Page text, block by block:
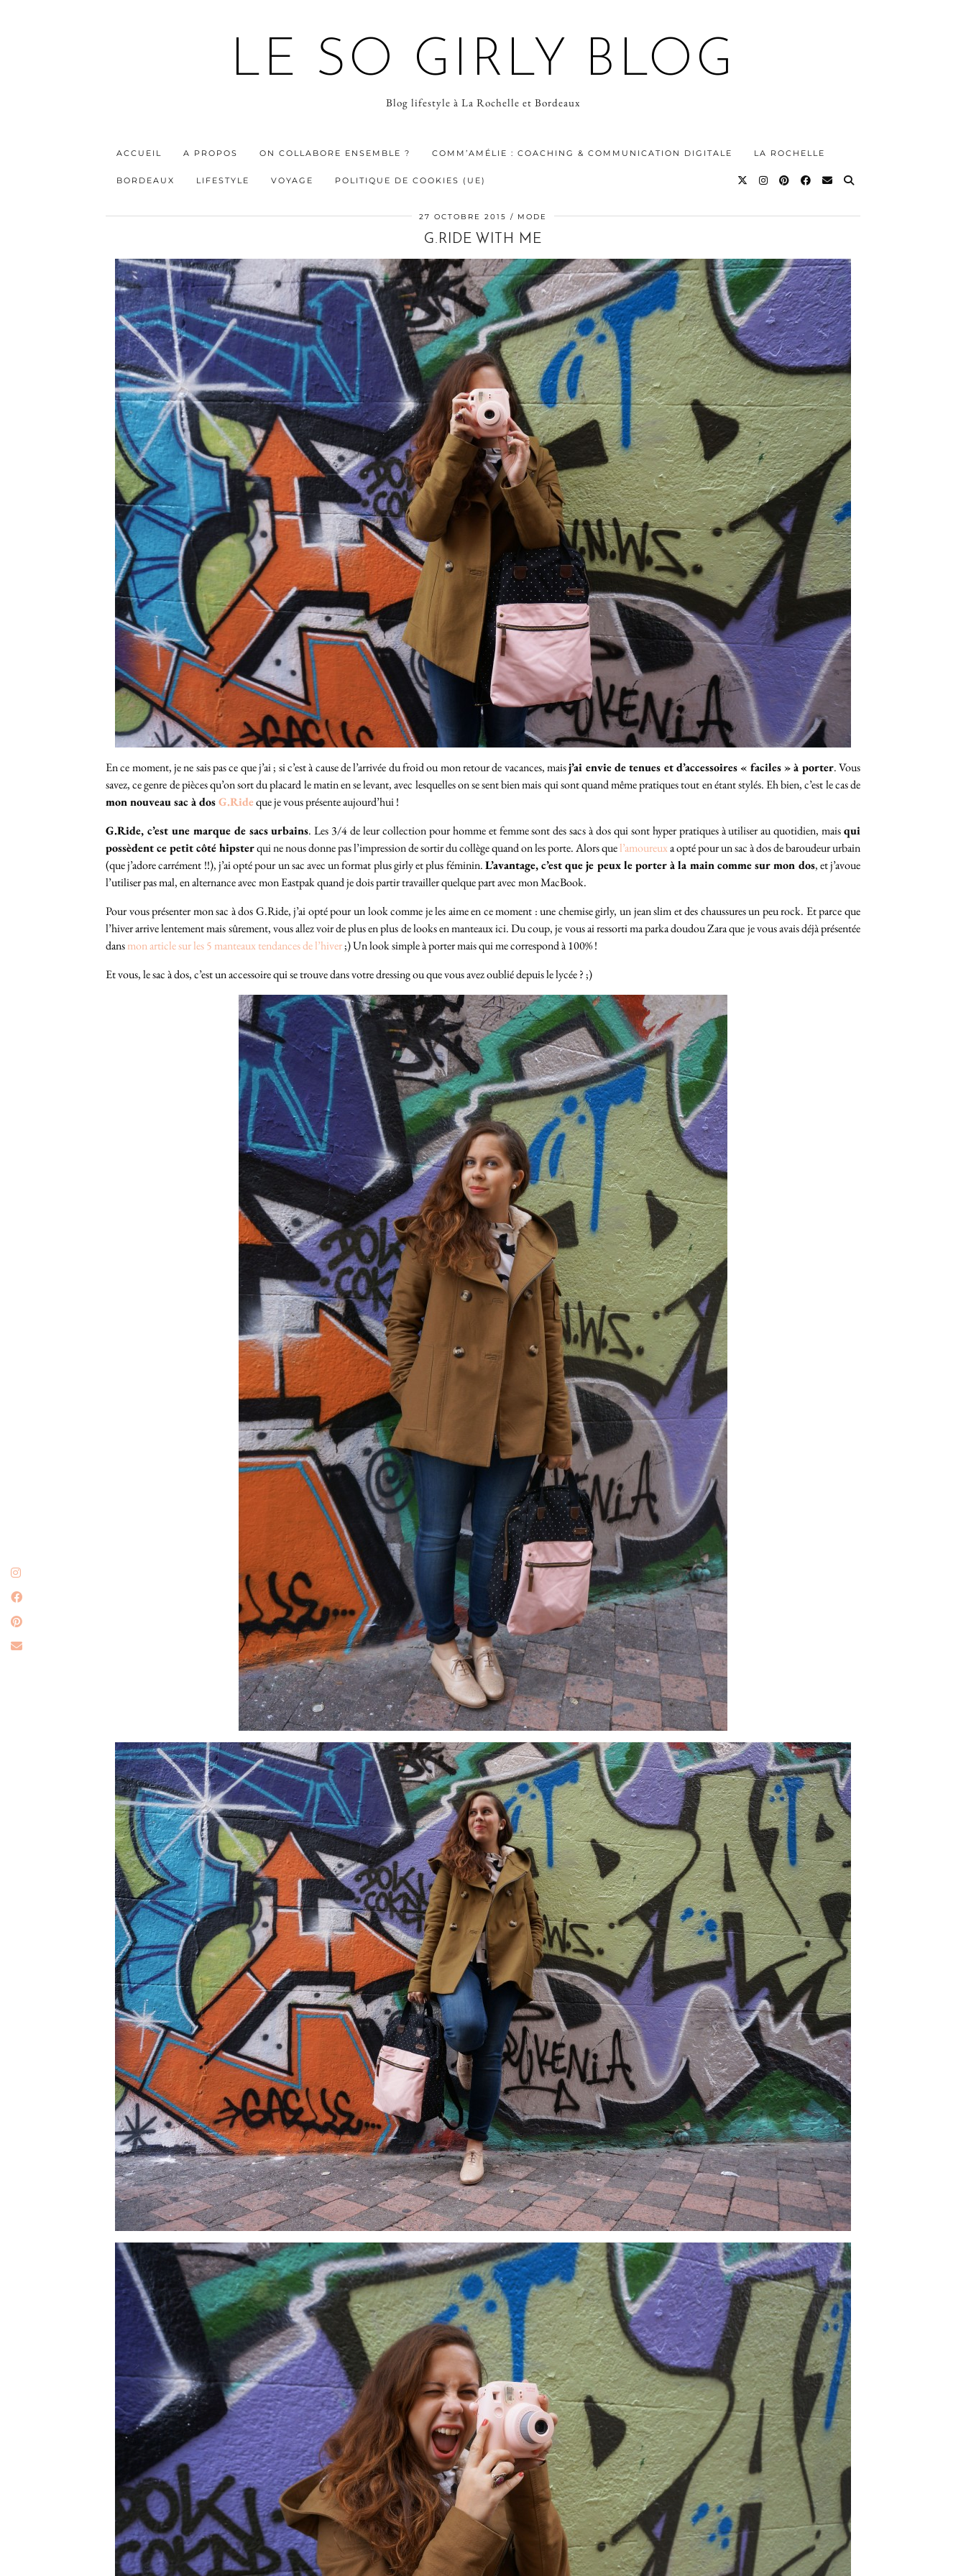
LE SO GIRLY BLOG
Blog lifestyle à La Rochelle et Bordeaux
ACCUEIL A PROPOS ON COLLABORE ENSEMBLE ? COMM’AMÉLIE : COACHING & COMMUNICATION DIGITALE LA ROCHELLE
BORDEAUX LIFESTYLE VOYAGE POLITIQUE DE COOKIES (UE)
27 OCTOBRE 2015 MODE
G.RIDE WITH ME
En ce moment, je ne sais pas ce que j’ai ; si c’est à cause de l’arrivée du froid ou mon retour de vacances, maisj’ai envie de tenues et d’accessoires « faciles » à porter. Vous
savez, ce genre de pièces qu’on sort du placard le matin en se levant, avec lesquelles on se sent bien mais qui sont quand même pratiques tout en étant stylés. Eh bien, c’est le cas de
mon nouveau sac à dosG.Rideque je vous présente aujourd’hui !
G.Ride, c’est une marque de sacs urbains. Les 3/4 de leur collection pour homme et femme sont des sacs à dos qui sont hyper pratiques à utiliser au quotidien, maisqui
possèdent ce petit côté hipsterqui ne nous donne pas l’impression de sortir du collège quand on les porte. Alors quel’amoureuxa opté pour un sac à dos de baroudeur urbain
(que j’adore carrément !!), j’ai opté pour un sac avec un format plus girly et plus féminin.L’avantage, c’est que je peux le porter à la main comme sur mon dos, et j’avoue
l’utiliser pas mal, en alternance avec mon Eastpak quand je dois partir travailler quelque part avec mon MacBook.
Pour vous présenter mon sac à dos G.Ride, j’ai opté pour un look comme je les aime en ce moment : une chemise girly, un jean slim et des chaussures un peu rock. Et parce que
l’hiver arrive lentement mais sûrement, vous allez voir de plus en plus de looks en manteaux ici. Du coup, je vous ai ressorti ma parka doudou Zara que je vous avais déjà présentée
dansmon article sur les 5 manteaux tendances de l’hiver;) Un look simple à porter mais qui me correspond à 100% !
Et vous, le sac à dos, c’est un accessoire qui se trouve dans votre dressing ou que vous avez oublié depuis le lycée ? ;)